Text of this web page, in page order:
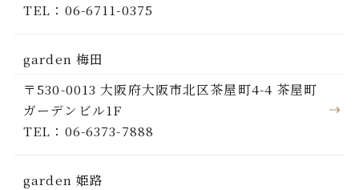
TEL：06-6711-0375
garden 梅田
〒530-0013 大阪府大阪市北区茶屋町4-4 茶屋町
ガーデンビル1F
TEL：06-6373-7888
garden 姫路